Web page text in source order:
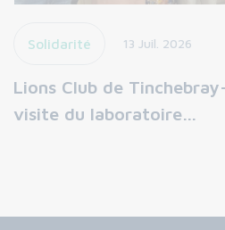
Solidarité 13 Juil. 2026
Lions Club de
visite du laboratoire…